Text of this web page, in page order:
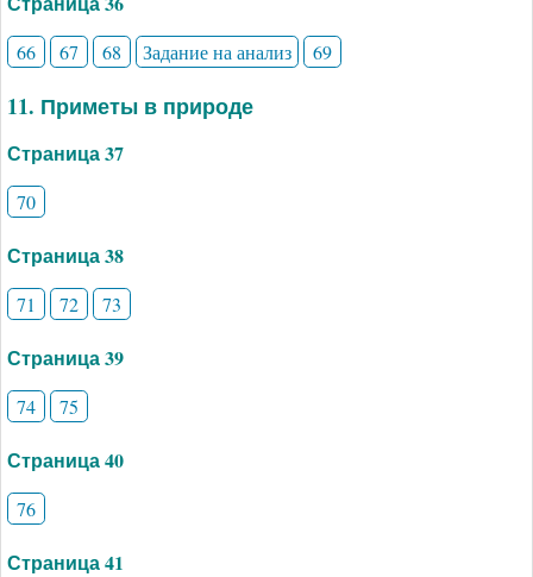
66 67 68 Задание на анализ 69
11. Приметы в природе
Страница 37
70
Страница 38
71 72 73
Страница 39
74 75
Страница 40
76
Страница 41